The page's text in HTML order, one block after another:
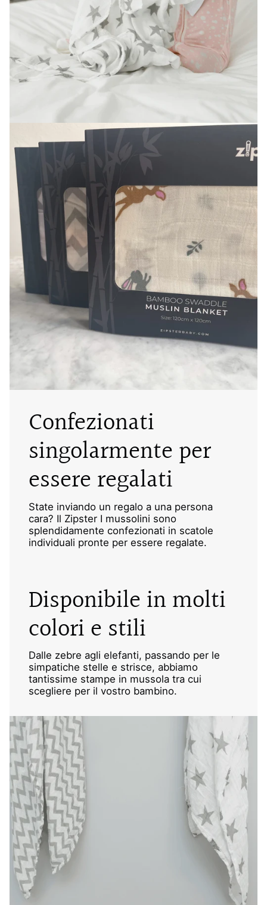
Confezionati
singolarmente per
essere regalati
State inviando un regalo a una persona
cara? Il Zipster I mussolini sono
splendidamente confezionati in scatole
individuali pronte per essere regalate.
Disponibile in molti
colori e stili
Dalle zebre agli elefanti, passando per le
simpatiche stelle e strisce, abbiamo
tantissime stampe in mussola tra cui
scegliere per il vostro bambino.